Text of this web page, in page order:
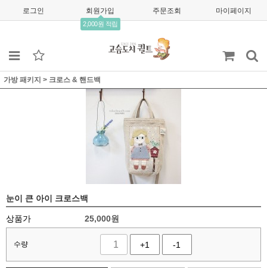
로그인 회원가입
2,000원 적립
주문조회 마이페이지
가방 패키지 > 크로스 & 핸드백
눈이 큰 아이 크로스백
상품가 25,000원
수량 +1 -1